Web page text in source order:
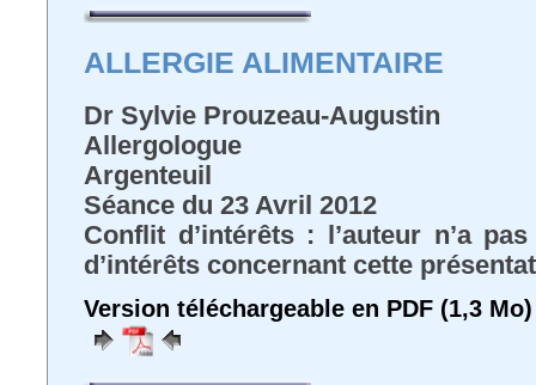
ALLERGIE ALIMENTAIRE
Dr Sylvie Prouzeau-Augustin
Allergologue
Argenteuil
Séance du 23 Avril 2012
Conflit d’intérêts : l’auteur n’a
d’intérêts concernant cette
Version téléchargeable en PDF (1,3 Mo)